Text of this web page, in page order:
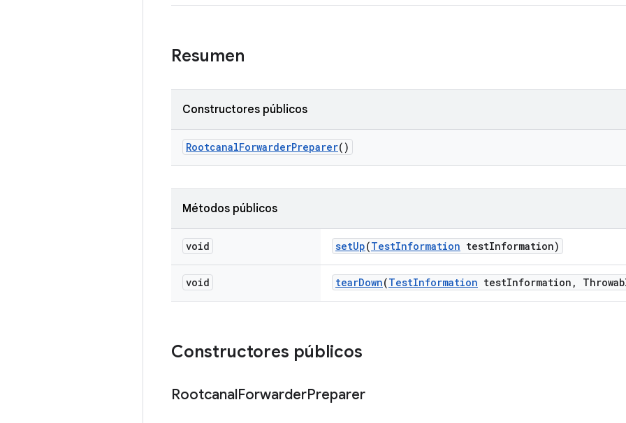
Resumen
Constructores públicos
RootcanalForwarderPreparer()
Métodos públicos
void setUp(TestInformation testInformation)
void tearDown(TestInformation testInformation ,
Constructores públicos
RootcanalForwarderPreparer